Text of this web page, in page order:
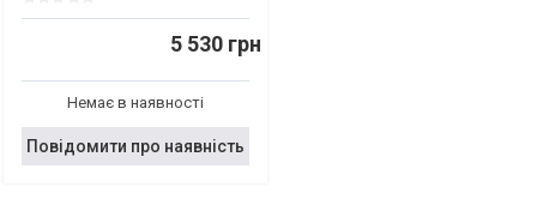
5 530 грн
Немає в наявності
Повідомити про наявність